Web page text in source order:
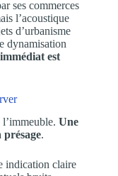
ses commerces
l’acoustique
d’urbanisme
dynamisation
est
Une
présage.
indication claire